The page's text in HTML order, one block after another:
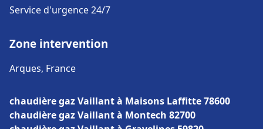
Service d'urgence 24/7
Zone intervention
Arques, France
chaudière gaz Vaillant à Maisons Laffitte 78600
chaudière gaz Vaillant à Montech 82700